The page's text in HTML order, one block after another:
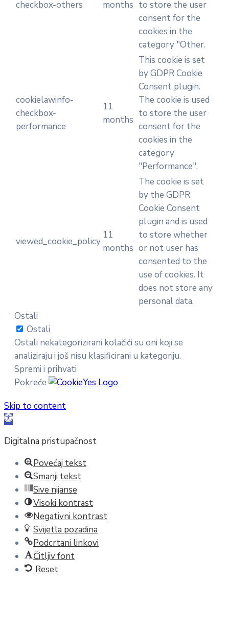
checkbox-others
months to store the user
consent for the
cookies in the
category "Other.
cookielawinfo-
checkbox-
performance
11
months
This cookie is set
by GDPR Cookie
Consent plugin.
The cookie is used
to store the user
consent for the
cookies in the
category
"Performance".
viewed_cookie_policy
11
months
The cookie is set
by the GDPR
Cookie Consent
plugin and is used
to store whether
or not user has
consented to the
use of cookies. It
does not store any
personal data.
Ostali
Ostali
Ostali nekategorizirani kolačići su oni koji se
analiziraju i još nisu klasificirani u kategoriju.
Spremi i prihvati
Pokreće
Skip to content
Open
Digitalna pristupačnost
Povećaj tekst
Smanji tekst
Sive nijanse
Visoki kontrast
Negativni kontrast
Svijetla pozadina
Podcrtani linkovi
Čitljiv font
Reset